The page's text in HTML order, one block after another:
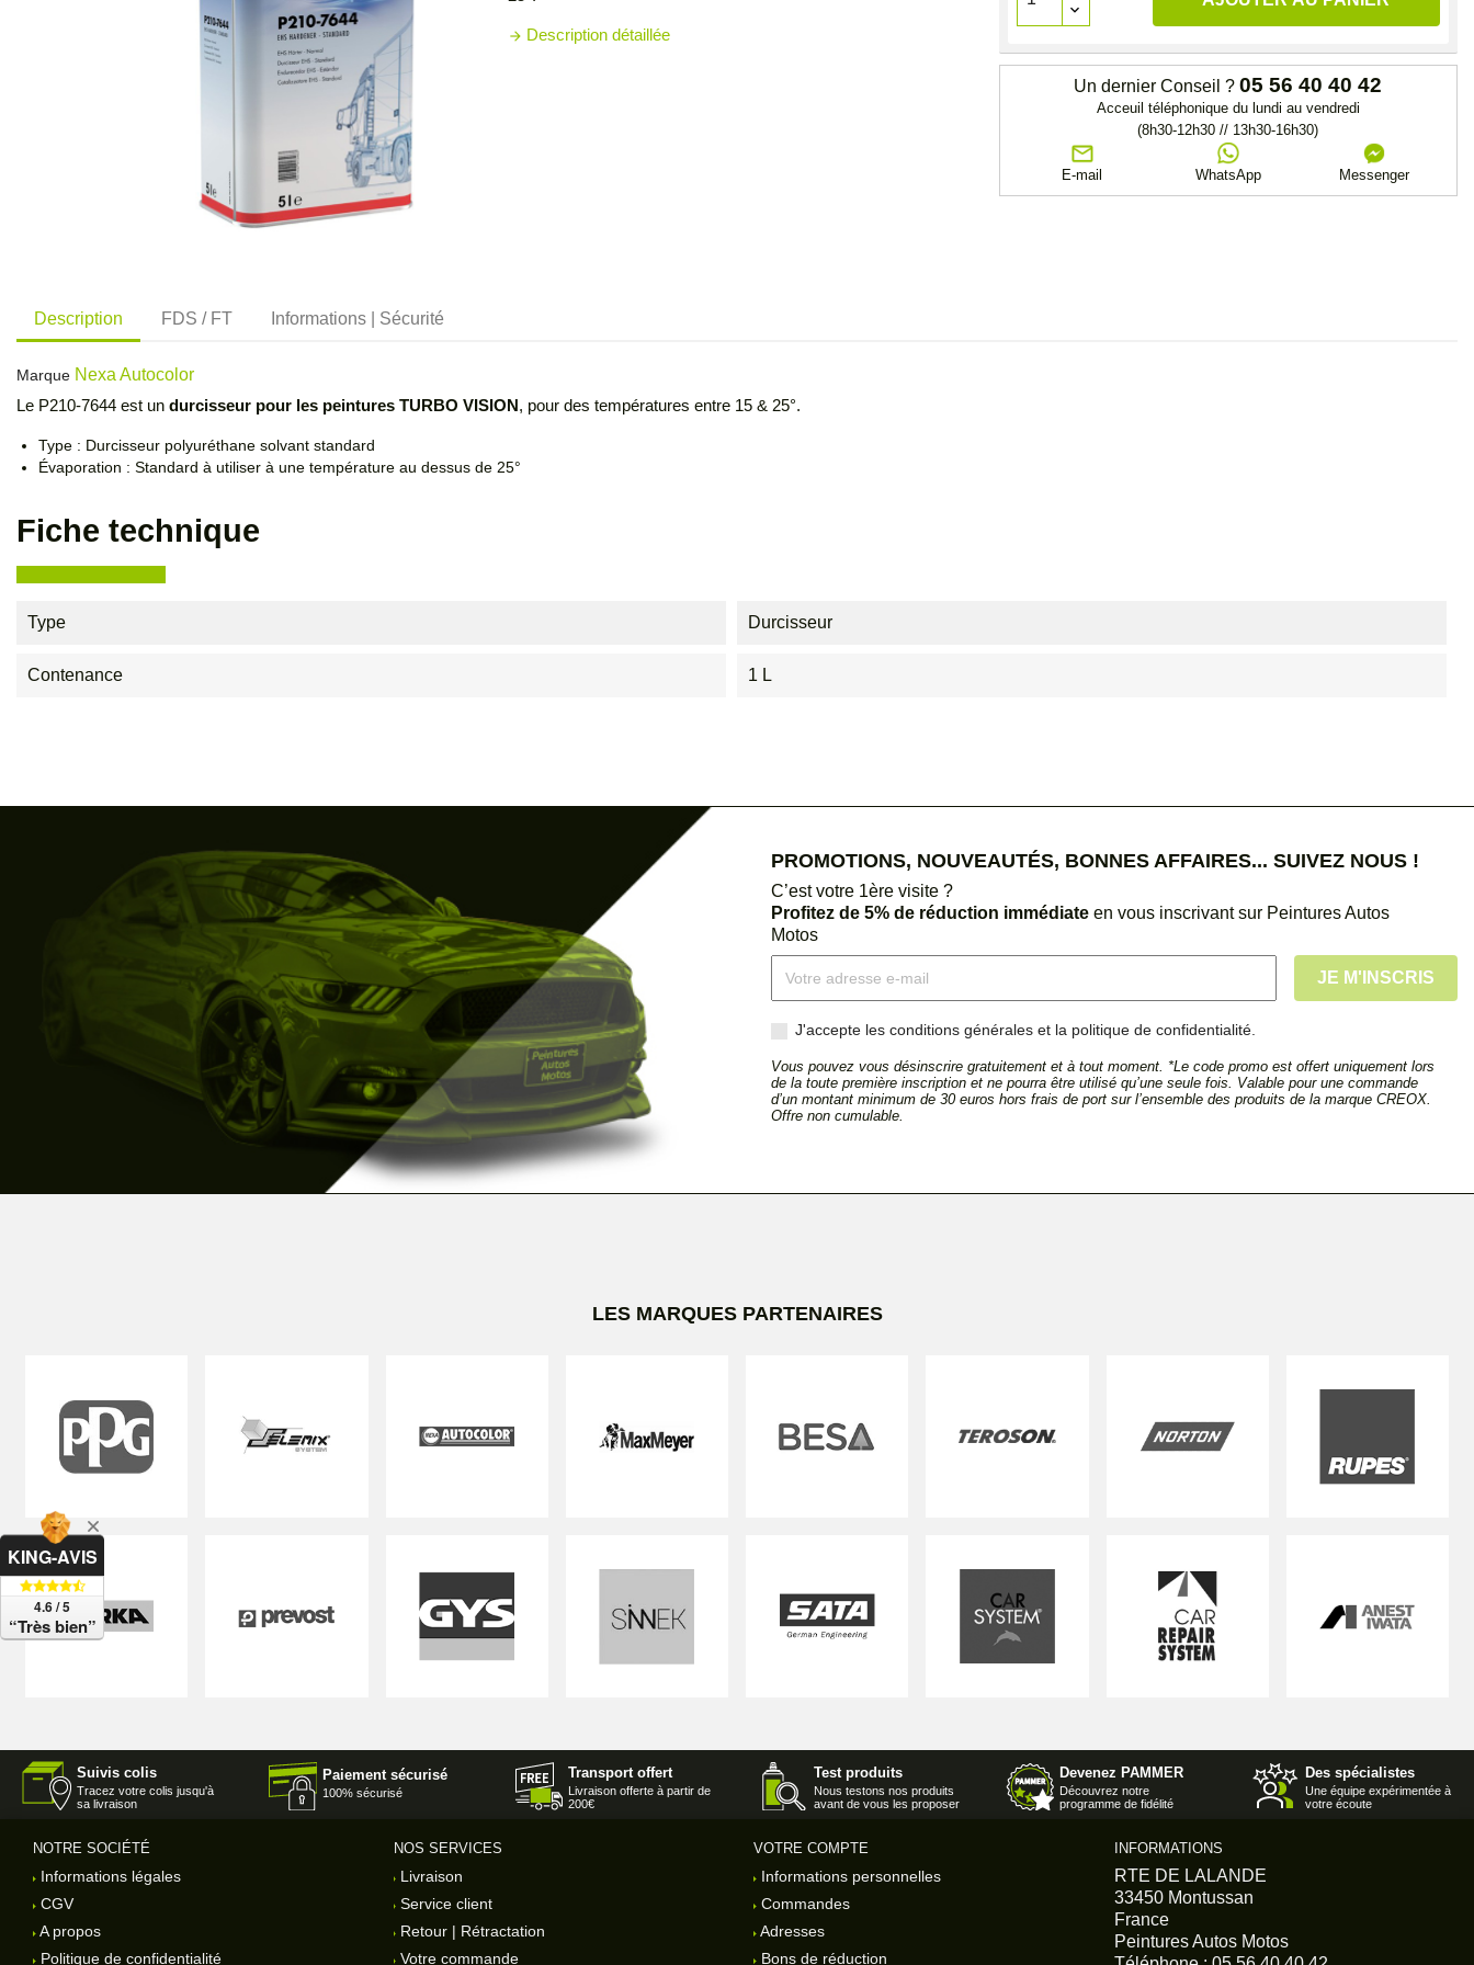
arrow_forward Description détaillée
Un dernier Conseil ? 05 56 40 40 42
Acceuil téléphonique du lundi au vendredi
(8h30-12h30 // 13h30-16h30)
E-mail WhatsApp Messenger
Description FDS / FT Informations | Sécurité
Marque Nexa Autocolor
Le P210-7644 est un durcisseur pour les peintures TURBO VISION, pour des températures entre 15 & 25°.
Type : Durcisseur polyuréthane solvant standard
Évaporation : Standard à utiliser à une température au dessus de 25°
Fiche technique
Type Durcisseur
Contenance 1 L
PROMOTIONS, NOUVEAUTÉS, BONNES AFFAIRES... SUIVEZ NOUS !
C’est votre 1ère visite ?
Profitez de 5% de réduction immédiate en vous inscrivant sur Peintures Autos
Motos
J'accepte les conditions générales et la politique de confidentialité.
Vous pouvez vous désinscrire gratuitement et à tout moment. *Le code promo est offert uniquement lors
de la toute première inscription et ne pourra être utilisé qu’une seule fois. Valable pour une commande
d’un montant minimum de 30 euros hors frais de port sur l’ensemble des produits de la marque CREOX.
Offre non cumulable.
LES MARQUES PARTENAIRES
Suivis colis
Tracez votre colis jusqu'à
sa livraison
Paiement sécurisé
100% sécurisé
Transport offert
Livraison offerte à partir de
200€
Test produits
Nous testons nos produits
avant de vous les proposer
Devenez PAMMER
Découvrez notre
programme de fidélité
Des spécialistes
Une équipe expérimentée à
votre écoute
NOTRE SOCIÉTÉ
Informations légales
CGV
A propos
Politique de confidentialité
NOS SERVICES
Livraison
Service client
Retour | Rétractation
Votre commande
VOTRE COMPTE
Informations personnelles
Commandes
Adresses
Bons de réduction
INFORMATIONS
RTE DE LALANDE
33450 Montussan
France
Peintures Autos Motos
KING-AVIS
4.6 / 5
“Très bien”